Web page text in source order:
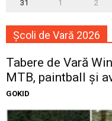
31 1 2
Școli de Vară 2026
Tabere de Vară
MTB, paintball și
GOKID